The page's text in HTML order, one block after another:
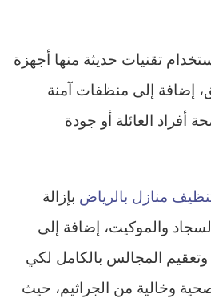
تقنيات حديثة منها أجهزة
إضافة إلى منظفات آمنة
أفراد العائلة أو جودة
منازل بالرياض بإزالة
والموكيت، إضافة إلى
وتعقيم المجالس بالكامل لكي
وخالية من الجراثيم، حيث